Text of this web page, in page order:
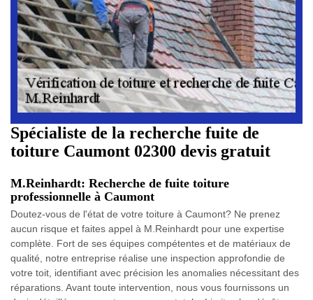
Spécialiste de la recherche fuite de
toiture Caumont 02300 devis gratuit
M.Reinhardt: Recherche de fuite toiture
professionnelle à Caumont
Doutez-vous de l'état de votre toiture à Caumont? Ne prenez
aucun risque et faites appel à M.Reinhardt pour une expertise
complète. Fort de ses équipes compétentes et de matériaux de
qualité, notre entreprise réalise une inspection approfondie de
votre toit, identifiant avec précision les anomalies nécessitant des
réparations. Avant toute intervention, nous vous fournissons un